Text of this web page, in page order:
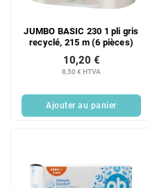
JUMBO BASIC 230 1 pli gris
recyclé, 215 m (6 pièces)
8,50 € HTVA
10,20 €
Ajouter au panier